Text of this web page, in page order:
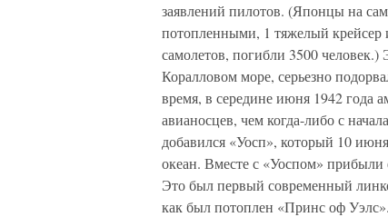
заявлений пилотов. (Японцы на
потопленными, 1 тяжелый
самолетов, погибли 3500
Коралловом море, серьезно
время, в середине июня 1942 года
авианосцев, чем когда-либо с
добавился «Уосп», который 10
океан. Вместе с «Уоспом» прибыли
Это был первый современный
как был потоплен «Принс оф